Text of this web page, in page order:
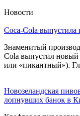
Новости
Coca-Cola выпустила
Знаменитый
Cola выпустил новый
или «пикантный»).
Новозеландская
лопнувших банок в